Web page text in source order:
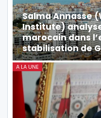
Salma Annasse
Institute)
marocain dans
stabilisation de
A LA UNE